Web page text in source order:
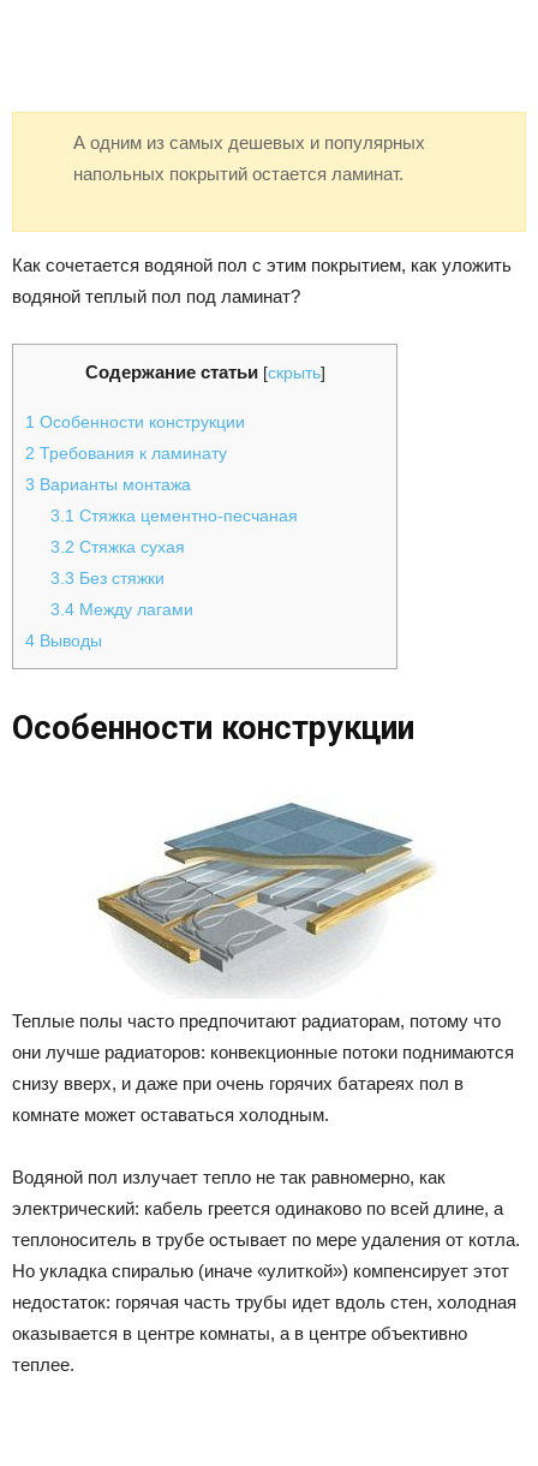
А одним из самых дешевых и популярных
напольных покрытий остается ламинат.
Как сочетается водяной пол с этим покрытием, как уложить
водяной теплый пол под ламинат?
Содержание статьи [скрыть]
1 Особенности конструкции
2 Требования к ламинату
3 Варианты монтажа
3.1 Стяжка цементно-песчаная
3.2 Стяжка сухая
3.3 Без стяжки
3.4 Между лагами
4 Выводы
Особенности конструкции
Теплые полы часто предпочитают радиаторам, потому что
они лучше радиаторов: конвекционные потоки поднимаются
снизу вверх, и даже при очень горячих батареях пол в
комнате может оставаться холодным.
Водяной пол излучает тепло не так равномерно, как
электрический: кабель греется одинаково по всей длине, а
теплоноситель в трубе остывает по мере удаления от котла.
Но укладка спиралью (иначе «улиткой») компенсирует этот
недостаток: горячая часть трубы идет вдоль стен, холодная
оказывается в центре комнаты, а в центре объективно
теплее.